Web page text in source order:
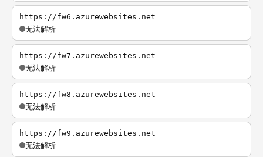
https://fw6.azurewebsites.net
无法解析
https://fw7.azurewebsites.net
无法解析
https://fw8.azurewebsites.net
无法解析
https://fw9.azurewebsites.net
无法解析